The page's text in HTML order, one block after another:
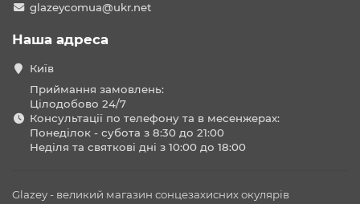
glazeycomua@ukr.net
Наша адреса
Київ
Приймання замовлень:
Цілодобово 24/7
Консультації по телефону та в месенжерах:
Понеділок - субота з 8:30 до 21:00
Неділя та святкові дні з 10:00 до 18:00
Glazey - великий магазин сонцезахисних окулярів